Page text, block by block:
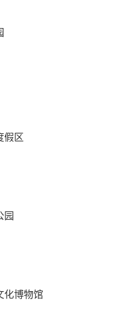
假区
园
化博物馆